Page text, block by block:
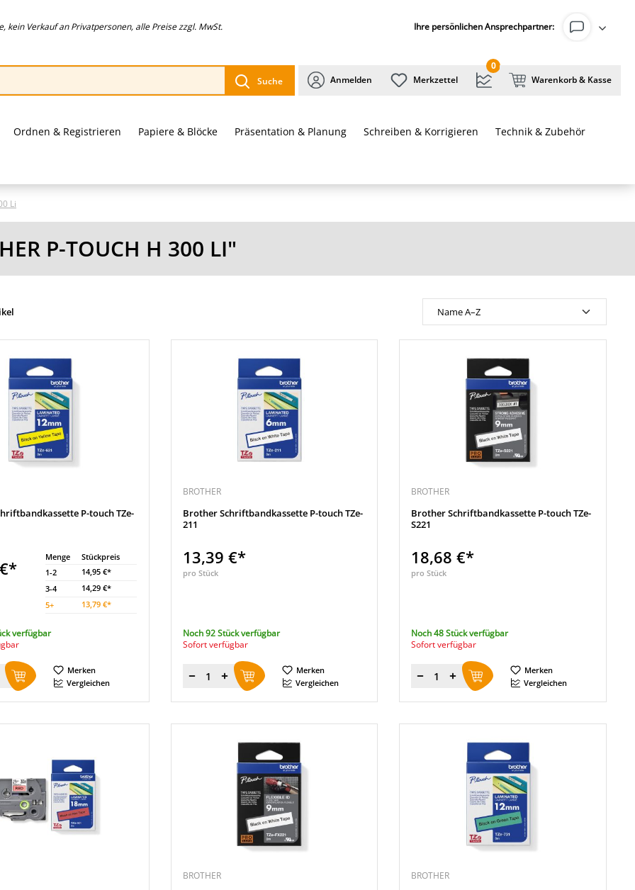
kein Verkauf an Privatpersonen, alle Preise zzgl. MwSt. Ihre persönlichen Ansprechpartner:
Suche Anmelden Merkzettel
0
Warenkorb & Kasse
Ordnen & Registrieren Papiere & Blöcke Präsentation & Planung Schreiben & Korrigieren Technik & Zubehör
Li
P-TOUCH H 300 LI"
P-touch TZe-
Menge
Stückpreis
1-2
14,95 €*
3-4
14,29 €*
5+ 13,79 €*
verfügbar
Merken
Vergleichen
BROTHER
Brother Schriftbandkassette P-touch TZe-
211
13,39 €*
pro Stück
Noch 92 Stück verfügbar
Sofort verfügbar
Menge
Merken
Vergleichen
BROTHER
Brother Schriftbandkassette P-touch TZe-
S221
18,68 €*
pro Stück
Noch 48 Stück verfügbar
Sofort verfügbar
Menge
Merken
Vergleichen
BROTHER BROTHER